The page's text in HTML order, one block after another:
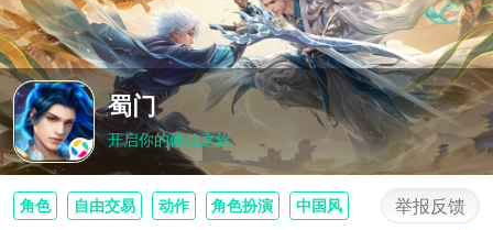
蜀门
开启你的修仙之旅
角色 自由交易 动作 角色扮演 中国风 举报反馈